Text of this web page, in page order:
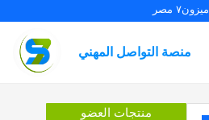
ميزون٧ مصر
منصة التواصل المهني
منتجات العضو